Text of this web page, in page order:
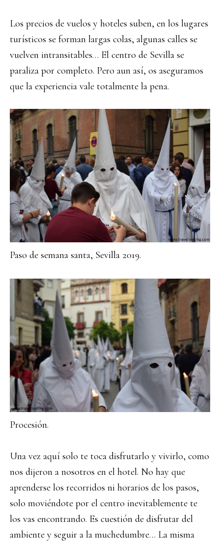
Los precios de vuelos y hoteles suben, en los lugares
turísticos se forman largas colas, algunas calles se
vuelven intransitables… El centro de Sevilla se
paraliza por completo. Pero aun así, os aseguramos
que la experiencia vale totalmente la pena.
Paso de semana santa, Sevilla 2019.
Procesión.
Una vez aquí solo te toca disfrutarlo y vivirlo, como
nos dijeron a nosotros en el hotel. No hay que
aprenderse los recorridos ni horarios de los pasos,
solo moviéndote por el centro inevitablemente te
los vas encontrando. Es cuestión de disfrutar del
ambiente y seguir a la muchedumbre… La misma